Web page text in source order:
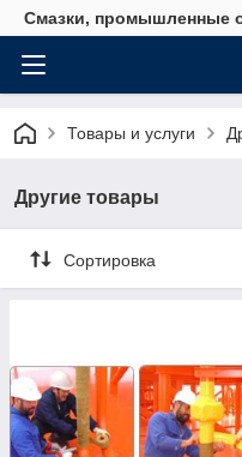
Смазки, промышленные
Товары и услуги
Другие товары
Сортировка